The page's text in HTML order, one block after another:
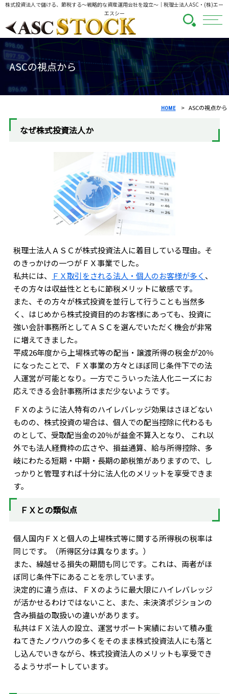
株式投資法人で儲ける、節税する～戦略的な資産運用会社を設立～ ｜税理士法人ASC・(株)エー
エスシー
ASCの視点から
HOME ASCの視点から
なぜ株式投資法人か
税理士法人ＡＳＣが株式投資法人に着目している理由。そ
のきっかけの一つがＦＸ事業でした。
私共には、
ＦＸ取引をされる法人・個人のお客様が多く 、
その方々は収益性とともに節税メリットに敏感です。
また、その方々が株式投資を並行して行うことも当然多
く、はじめから株式投資目的のお客様にあっても、投資に
強い会計事務所としてＡＳＣを選んでいただく機会が非常
に増えてきました。
平成26年度から上場株式等の配当・譲渡所得の税金が20％
になったことで、ＦＸ事業の方々とほぼ同じ条件下での法
人運営が可能となり。一方でこういった法人化ニーズにお
応えできる会計事務所はまだ少ないようです。
ＦＸのように法人特有のハイレバレッジ効果はさほどない
ものの、株式投資の場合は、個人での配当控除に代わるも
のとして、受取配当金の20％が益金不算入となり、 これ以
外でも法人経費枠の広さや、損益通算、給与所得控除、多
岐にわたる短期・中期・長期の節税策がありますので、し
っかりと管理すれば十分に法人化のメリットを享受できま
す。
ＦＸとの類似点
個人国内ＦＸと個人の上場株式等に関する所得税の税率は
同じです。（所得区分は異なります。）
また、繰越せる損失の期間も同じです。これは、両者がほ
ぼ同じ条件下にあることを示しています。
決定的に違う点は、ＦＸのように最大限にハイレバレッジ
が活かせるわけではないこと、また、未決済ポジションの
含み損益の取扱いの違いがあります。
私共はＦＸ法人の設立、運営サポート実績において積み重
ねてきたノウハウの多くをそのまま株式投資法人にも落と
し込んでいきながら、株式投資法人のメリットも享受でき
るようサポートしています。